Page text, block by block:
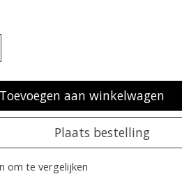
Toevoegen aan winkelwagen
Plaats bestelling
om te vergelijken